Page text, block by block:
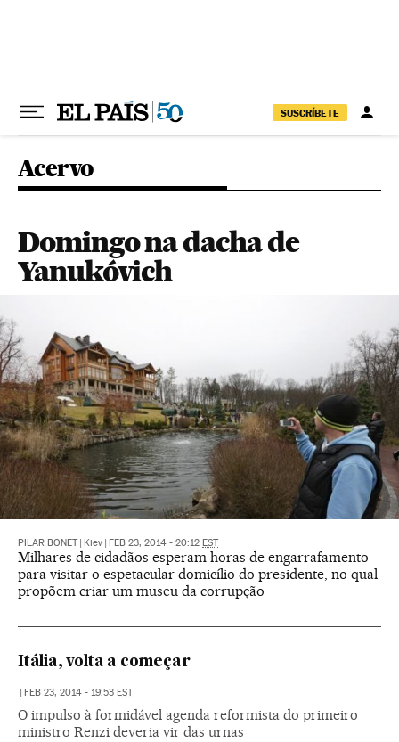
SUSCRÍBETE
Acervo
Domingo na dacha de
Yanukóvich
PILAR BONET Kiev FEB 23, 2014 - 20:12 EST
Milhares de cidadãos esperam horas de engarrafamento
para visitar o espetacular domicílio do presidente, no qual
propõem criar um museu da corrupção
Itália, volta a começar
FEB 23, 2014 - 19:53 EST
O impulso à formidável agenda reformista do primeiro
ministro Renzi deveria vir das urnas